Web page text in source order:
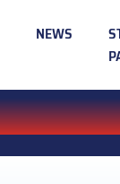
NEWS